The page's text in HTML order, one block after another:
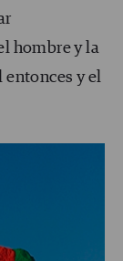
hombre y la
y el